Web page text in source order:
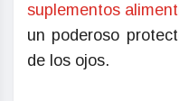
suplementos
un poderoso
de los ojos.